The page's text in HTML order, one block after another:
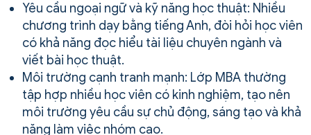
Yêu cầu ngoại ngữ và kỹ năng học thuật: Nhiều
chương trình dạy bằng tiếng Anh, đòi hỏi học viên
có khả năng đọc hiểu tài liệu chuyên ngành và
viết bài học thuật.
Môi trường cạnh tranh mạnh: Lớp MBA thường
tập hợp nhiều học viên có kinh nghiệm, tạo nên
môi trường yêu cầu sự chủ động, sáng tạo và khả
năng làm việc nhóm cao.